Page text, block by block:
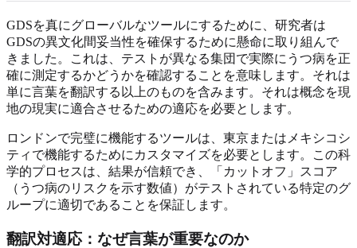
GDSを真にグローバルなツールにするために、研究者は
GDSの異文化間妥当性を確保するために懸命に取り組んで
きました。これは、テストが異なる集団で実際にうつ病を正
確に測定するかどうかを確認することを意味します。それは
単に言葉を翻訳する以上のものを含みます。それは概念を現
地の現実に適合させるための適応を必要とします。
ロンドンで完璧に機能するツールは、東京またはメキシコシ
ティで機能するためにカスタマイズを必要とします。この科
学的プロセスは、結果が信頼でき、「カットオフ」スコア
（うつ病のリスクを示す数値）がテストされている特定のグ
ループに適切であることを保証します。
翻訳対適応：なぜ言葉が重要なのか